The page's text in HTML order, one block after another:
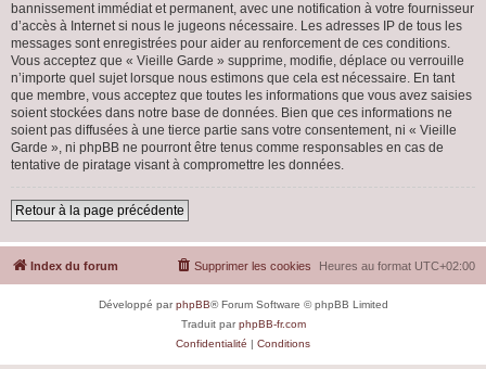
bannissement immédiat et permanent, avec une notification à votre fournisseur
d’accès à Internet si nous le jugeons nécessaire. Les adresses IP de tous les
messages sont enregistrées pour aider au renforcement de ces conditions.
Vous acceptez que « Vieille Garde » supprime, modifie, déplace ou verrouille
n’importe quel sujet lorsque nous estimons que cela est nécessaire. En tant
que membre, vous acceptez que toutes les informations que vous avez saisies
soient stockées dans notre base de données. Bien que ces informations ne
soient pas diffusées à une tierce partie sans votre consentement, ni « Vieille
Garde », ni phpBB ne pourront être tenus comme responsables en cas de
tentative de piratage visant à compromettre les données.
Retour à la page précédente
Index du forum Heures au format UTC+02:00
Supprimer les cookies
Développé parphpBB® Forum Software © phpBB Limited
Traduit parphpBB-fr.com
Confidentialité | Conditions